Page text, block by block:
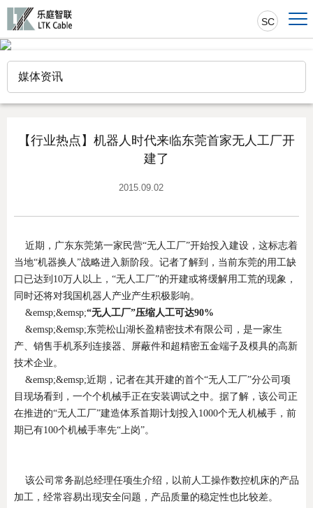
SC
媒体资讯
【行业热点】机器人时代来临东莞首家无人工厂开
建了
2015.09.02
近期，广东东莞第一家民营“无人工厂”开始投入建设，这标志着
当地“机器换人”战略进入新阶段。记者了解到，当前东莞的用工缺
口已达到10万人以上，“无人工厂”的开建或将缓解用工荒的现象，
同时还将对我国机器人产业产生积极影响。
&emsp;&emsp;“无人工厂”压缩人工可达90%
&emsp;&emsp;东莞松山湖长盈精密技术有限公司，是一家生
产、销售手机系列连接器、屏蔽件和超精密五金端子及模具的高新
技术企业。
&emsp;&emsp;近期，记者在其开建的首个“无人工厂”分公司项
目现场看到，一个个机械手正在安装调试之中。据了解，该公司正
在推进的“无人工厂”建造体系首期计划投入1000个无人机械手，前
期已有100个机械手率先“上岗”。
该公司常务副总经理任项生介绍，以前人工操作数控机床的产品
加工，经常容易出现安全问题，产品质量的稳定性也比较差。